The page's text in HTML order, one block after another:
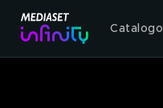
Catalogo